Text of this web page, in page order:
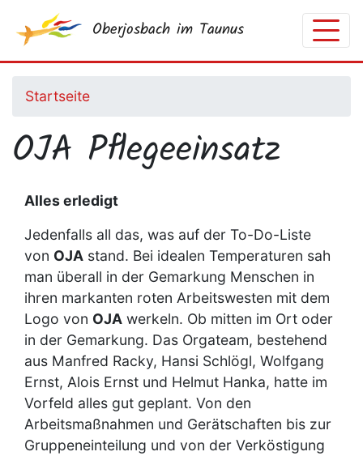
zum
Oberjosbach im Taunus
Startseite
OJA Pflegeeinsatz
Alles erledigt
Jedenfalls all das, was auf der To-Do-Liste
von OJA stand. Bei idealen Temperaturen sah
man überall in der Gemarkung Menschen in
ihren markanten roten Arbeitswesten mit dem
Logo von OJA werkeln. Ob mitten im Ort oder
in der Gemarkung. Das Orgateam, bestehend
aus Manfred Racky, Hansi Schlögl, Wolfgang
Ernst, Alois Ernst und Helmut Hanka, hatte im
Vorfeld alles gut geplant. Von den
Arbeitsmaßnahmen und Gerätschaften bis zur
Gruppeneinteilung und von der Verköstigung